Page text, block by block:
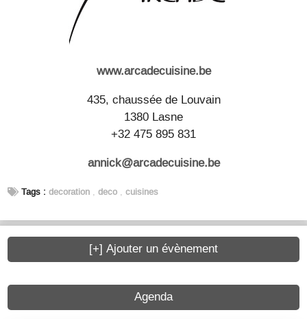
www.arcadecuisine.be
435, chaussée de Louvain
1380 Lasne
+32 475 895 831
annick@arcadecuisine.be
Tags : decoration ,deco ,cuisines
Agenda
[+] Ajouter un évènement